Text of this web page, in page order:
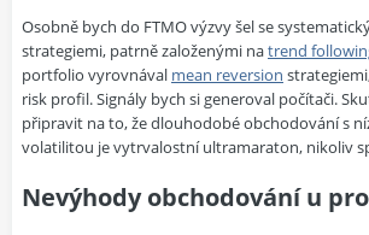
Osobně bych do FTMO výzvy šel se
strategiemi, patrně založenými natrend
portfolio vyrovnával mean reversion
risk profil. Signály bych si generoval počítači.
připravit na to, že dlouhodobé obchodování s
volatilitou je vytrvalostní ultramaraton, nikoliv
Nevýhody obchodování u